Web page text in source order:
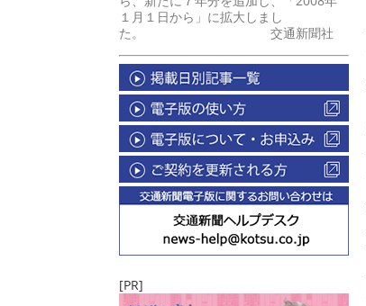
１月１日から」に拡大しまし
た。 交通新聞社
[PR]